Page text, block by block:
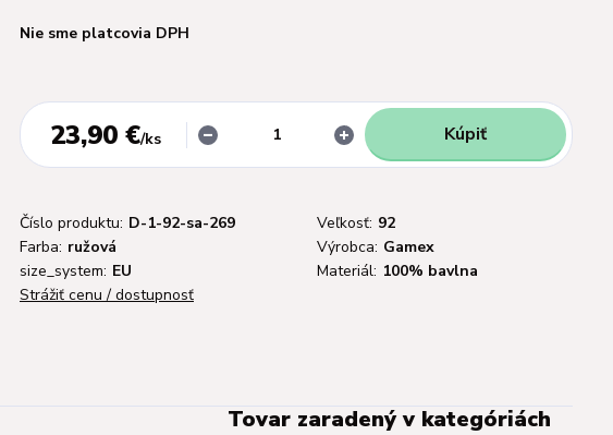
Nie sme platcovia DPH
23,90 €/ks Kúpiť
Číslo produktu: D-1-92-sa-269 Veľkosť: 92
Farba: ružová Výrobca: Gamex
size_system: EU Materiál: 100% bavlna
Strážiť cenu / dostupnosť
Tovar zaradený v kategóriách